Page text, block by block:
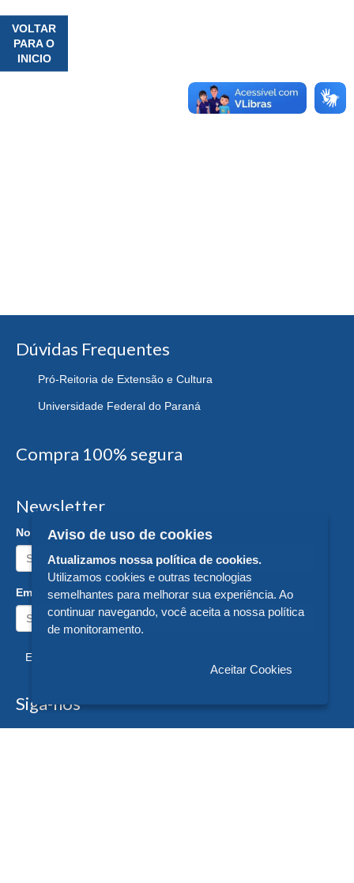
VOLTAR
PARA O
INICIO
Dúvidas Frequentes
Pró-Reitoria de Extensão e Cultura
Universidade Federal do Paraná
Compra 100% segura
Newsletter
Nome:
Email:
Enviar
Siga-nos
Aviso de uso de cookies
Atualizamos nossa política de cookies.
Utilizamos cookies e outras tecnologias
semelhantes para melhorar sua experiência. Ao
continuar navegando, você aceita a nossa política
de monitoramento.
Aceitar Cookies